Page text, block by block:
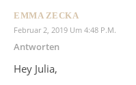
EMMA ZECKA
Februar 2, 2019 Um 4:48 P.m.
Antworten
Hey Julia,